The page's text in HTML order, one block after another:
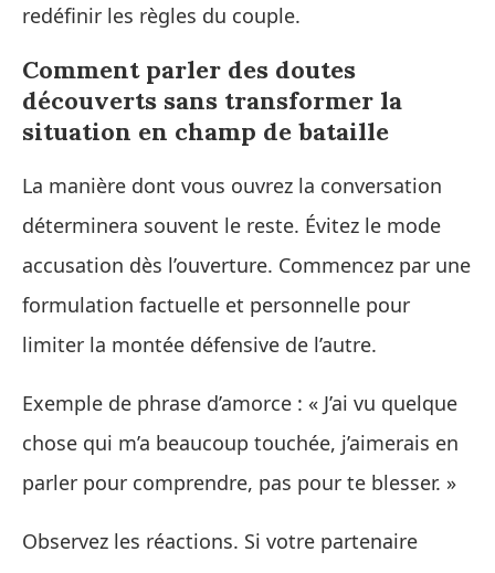
redéfinir les règles du couple.
Comment parler des doutes
découverts sans transformer la
situation en champ de bataille
La manière dont vous ouvrez la conversation
déterminera souvent le reste. Évitez le mode
accusation dès l’ouverture. Commencez par une
formulation factuelle et personnelle pour
limiter la montée défensive de l’autre.
Exemple de phrase d’amorce : « J’ai vu quelque
chose qui m’a beaucoup touchée, j’aimerais en
parler pour comprendre, pas pour te blesser. »
Observez les réactions. Si votre partenaire